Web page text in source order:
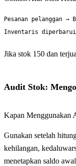
Pesanan pelanggan
Inventaris diperbarui
Jika stok 150 dan
Audit Stok:
Kapan Menggunakan
Gunakan setelah
kehilangan,
menetapkan saldo